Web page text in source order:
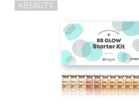
KBEAUTY